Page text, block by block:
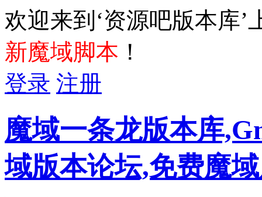
欢迎来到‘资源吧版本库
新魔域脚本 ！
登录 注册
魔域一条龙版本库
域版本论坛,免费魔